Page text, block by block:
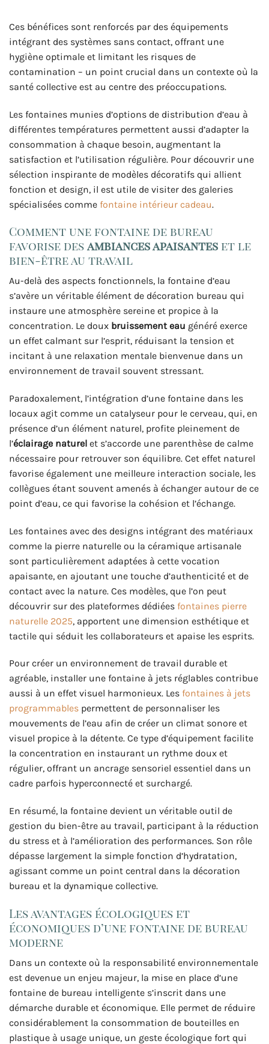
Ces bénéfices sont renforcés par des équipements
intégrant des systèmes sans contact, offrant une
hygiène optimale et limitant les risques de
contamination – un point crucial dans un contexte où la
santé collective est au centre des préoccupations.
Les fontaines munies d’options de distribution d’eau à
différentes températures permettent aussi d’adapter la
consommation à chaque besoin, augmentant la
satisfaction et l’utilisation régulière. Pour découvrir une
sélection inspirante de modèles décoratifs qui allient
fonction et design, il est utile de visiter des galeries
spécialisées comme fontaine intérieur cadeau.
Comment une fontaine de bureau
favorise desambiances apaisantes et le
bien-être au travail
Au-delà des aspects fonctionnels, la fontaine d’eau
s’avère un véritable élément de décoration bureau qui
instaure une atmosphère sereine et propice à la
concentration. Le doux bruissement eau généré exerce
un effet calmant sur l’esprit, réduisant la tension et
incitant à une relaxation mentale bienvenue dans un
environnement de travail souvent stressant.
Paradoxalement, l’intégration d’une fontaine dans les
locaux agit comme un catalyseur pour le cerveau, qui, en
présence d’un élément naturel, profite pleinement de
l’éclairage naturel et s’accorde une parenthèse de calme
nécessaire pour retrouver son équilibre. Cet effet naturel
favorise également une meilleure interaction sociale, les
collègues étant souvent amenés à échanger autour de ce
point d’eau, ce qui favorise la cohésion et l’échange.
Les fontaines avec des designs intégrant des matériaux
comme la pierre naturelle ou la céramique artisanale
sont particulièrement adaptées à cette vocation
apaisante, en ajoutant une touche d’authenticité et de
contact avec la nature. Ces modèles, que l’on peut
découvrir sur des plateformes dédiées fontaines pierre
naturelle 2025, apportent une dimension esthétique et
tactile qui séduit les collaborateurs et apaise les esprits.
Pour créer un environnement de travail durable et
agréable, installer une fontaine à jets réglables contribue
aussi à un effet visuel harmonieux. Les fontaines à jets
programmables permettent de personnaliser les
mouvements de l’eau afin de créer un climat sonore et
visuel propice à la détente. Ce type d’équipement facilite
la concentration en instaurant un rythme doux et
régulier, offrant un ancrage sensoriel essentiel dans un
cadre parfois hyperconnecté et surchargé.
En résumé, la fontaine devient un véritable outil de
gestion du bien-être au travail, participant à la réduction
du stress et à l’amélioration des performances. Son rôle
dépasse largement la simple fonction d’hydratation,
agissant comme un point central dans la décoration
bureau et la dynamique collective.
Les avantages écologiques et
économiques d’une fontaine de bureau
moderne
Dans un contexte où la responsabilité environnementale
est devenue un enjeu majeur, la mise en place d’une
fontaine de bureau intelligente s’inscrit dans une
démarche durable et économique. Elle permet de réduire
considérablement la consommation de bouteilles en
plastique à usage unique, un geste écologique fort qui